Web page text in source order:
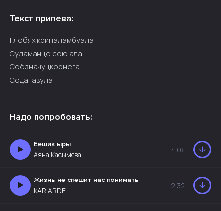
Текст припева:
Глобях криналамбуала
Суламанце сою ала
Соёзначуцкорнега
Содагавула
Надо попробовать:
Бешик ыры
Аяна Касымова
4:08
Жизнь не спешит нас понимать
KARIARDE
2:32